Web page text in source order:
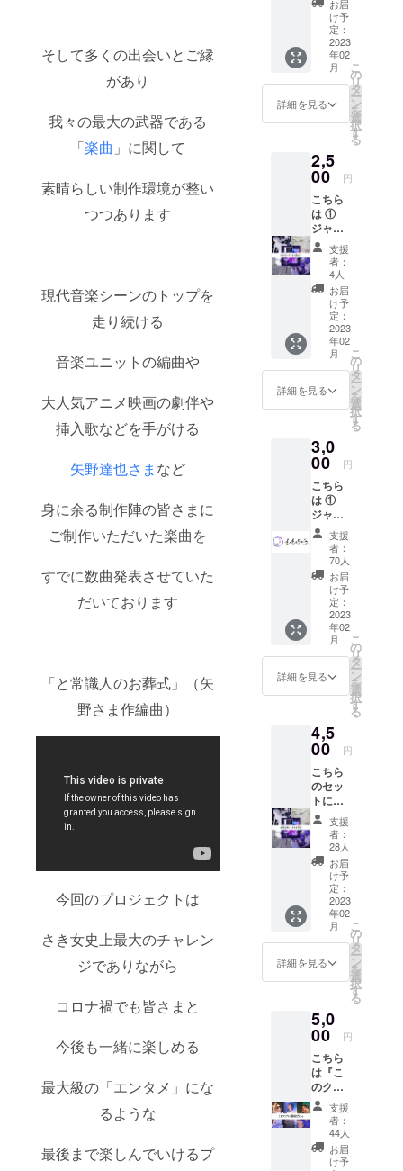
そして多くの出会いとご縁
があり
我々の最大の武器である
「楽曲 」に関して
素晴らしい制作環境が整い
つつあります
現代音楽シーンのトップを
走り続ける
音楽ユニットの編曲や
大人気アニメ映画の劇伴や
挿入歌などを手がける
矢野達也さま など
身に余る制作陣の皆さまに
ご制作いただいた楽曲を
すでに数曲発表させていた
だいております
「と常識人のお葬式」（矢
野さま作編曲）
今回のプロジェクトは
さき女史上最大のチャレン
ジでありながら
コロナ禍でも皆さまと
今後も一緒に楽しめる
最大級の「エンタメ」にな
るような
最後まで楽しんでいけるプ
イラス
トとな
ります
で使用
可能な
壁紙を
制作い
たしま
す *画像
は1枚と
なりま
す *備考
携帯の
機種か
必要画
像サイ
ズを添
えてく
ださい
お届
け予
定：
2023
年02
月
詳細を見る
こ
の
リ
タ
ー
ン
を
選
択
す
る
2,5
00 円
こちら
は ①
ジャ
ケット
デザイ
ンス
テッ
カー1枚
②ジャ
ケット
デザイ
ンのオ
リジナ
ルポス
ター
（全メ
サイン
入り）1
枚 の
セット
となり
ます
*A2サイ
ズ＝カ
レン
ダーく
らいの
大きさ
です *
ジャ
ケット
のデザ
インに
サイズ
の変更
を行う
場合が
ござい
ます *
ジャ
ケット
制作は
プロ
ジェク
ト達成
後に行
われる
ため、
参考画
像は過
去のCD
イラス
トとな
支援
者：
4人
お届
け予
定：
2023
年02
月
詳細を見る
こ
の
リ
タ
ー
ン
を
選
択
す
る
3,0
00 円
こちら
は ①
ジャ
ケット
デザイ
ンス
テッ
カー1枚
②完成
したア
ルバム
（全メ
ンバー
サイン
入り）1
枚 の
となり
ます
支援
者：
70人
お届
け予
定：
2023
年02
月
詳細を見る
こ
の
リ
タ
ー
ン
を
選
択
す
る
4,5
00 円
こちら
のセッ
トには
①ジャ
ケット
デザイ
ンス
テッ
カー1枚
②完成
したア
ルバム
（全メ
ンバー
サイン
入り）
のボイ
スチェ
キ（指
定メン
バー/1
枚） が
含まれ
ます
支援
者：
28人
お届
け予
定：
2023
年02
月
詳細を見る
こ
の
リ
タ
ー
ン
を
選
択
す
る
5,0
00 円
こちら
は『こ
のクラ
ファン
限定』
で制作
するも
のとな
支援
者：
44人
お届
け予